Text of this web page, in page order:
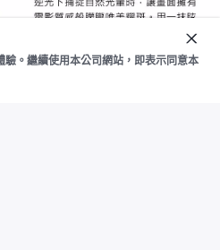
下架
加
入
購
。繼續使用本公司網站，即表示同意本